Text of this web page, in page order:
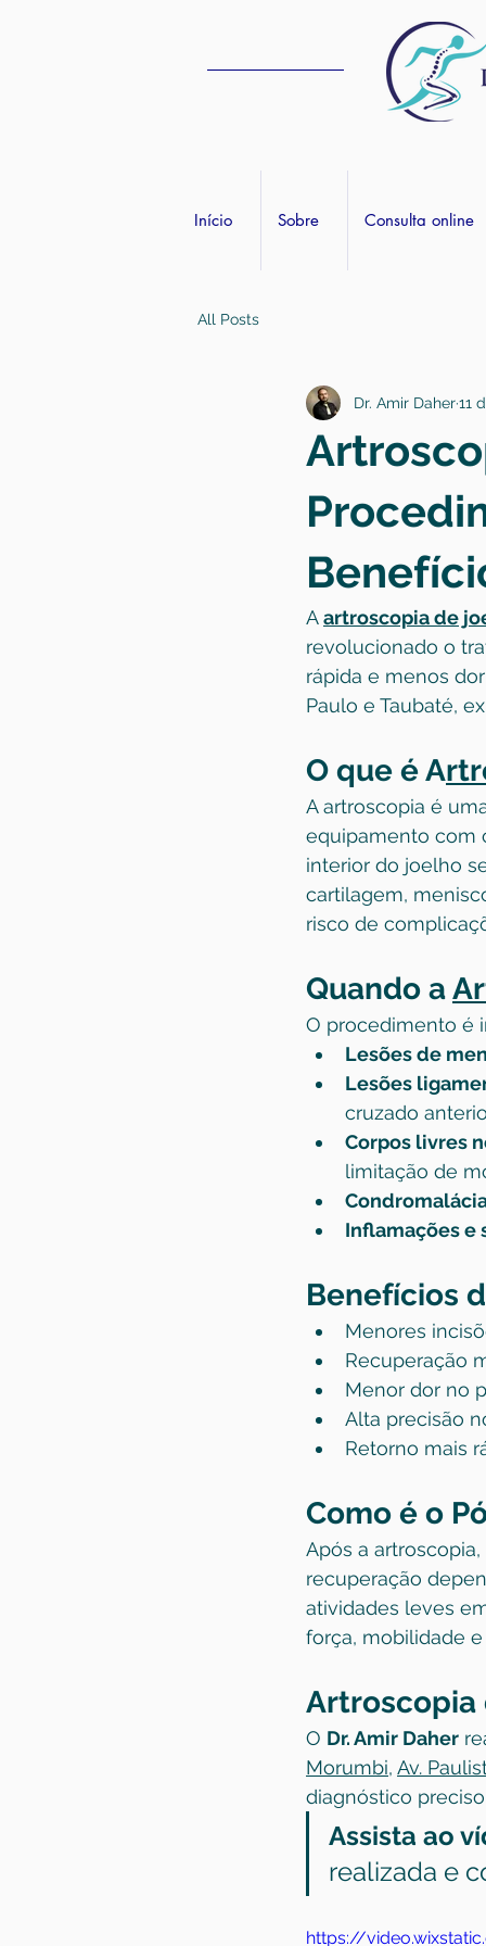
Início Sobre Consulta online
All Posts
Dr. Amir Daher11
A artroscopia de
revolucionado o
rápida e menos
Paulo e Taubaté,
O que é A
A artroscopia é
equipamento com
interior do joelho
cartilagem,
risco de
Quando a
O procedimento é
Lesões de
Lesões
cruzado
Corpos livres
limitação de
Inflamações e
Benefícios
Menores
Recuperação
Menor dor no
Alta precisão
Retorno mais
Como é o
Após a
recuperação
atividades leves
força, mobilidade
Artroscopia
O Dr. Amir Daher
Morumbi, Av.
diagnóstico
Assista ao
realizada e
https://